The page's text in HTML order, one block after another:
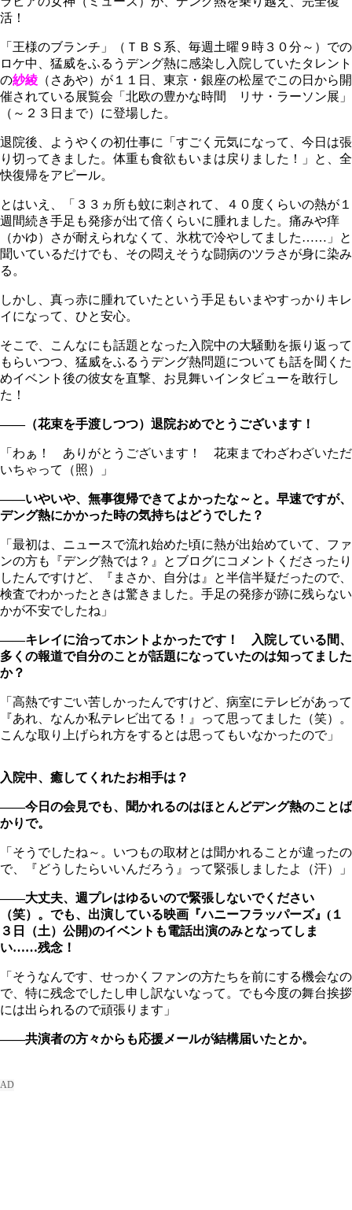
活！
「王様のブランチ」（ＴＢＳ系、毎週土曜９時３０分～）での
ロケ中、猛威をふるうデング熱に感染し入院していたタレント
の紗綾 （さあや）が１１日、東京・銀座の松屋でこの日から開
催されている展覧会「北欧の豊かな時間 リサ・ラーソン展」
（～２３日まで）に登場した。
退院後、ようやくの初仕事に「すごく元気になって、今日は張
り切ってきました。体重も食欲もいまは戻りました！」と、全
快復帰をアピール。
とはいえ、「３３ヵ所も蚊に刺されて、４０度くらいの熱が１
週間続き手足も発疹が出て倍くらいに腫れました。痛みや痒
（かゆ）さが耐えられなくて、氷枕で冷やしてました……」と
聞いているだけでも、その悶えそうな闘病のツラさが身に染み
る。
しかし、真っ赤に腫れていたという手足もいまやすっかりキレ
イになって、ひと安心。
そこで、こんなにも話題となった入院中の大騒動を振り返って
もらいつつ、猛威をふるうデング熱問題についても話を聞くた
めイベント後の彼女を直撃、お見舞いインタビューを敢行し
た！
――（花束を手渡しつつ）退院おめでとうございます！
「わぁ！ ありがとうございます！ 花束までわざわざいただ
いちゃって（照）」
――いやいや、無事復帰できてよかったな～と。早速ですが、
デング熱にかかった時の気持ちはどうでした？
「最初は、ニュースで流れ始めた頃に熱が出始めていて、ファ
ンの方も『デング熱では？』とブログにコメントくださったり
したんですけど、『まさか、自分は』と半信半疑だったので、
検査でわかったときは驚きました。手足の発疹が跡に残らない
かが不安でしたね」
――キレイに治ってホントよかったです！ 入院している間、
多くの報道で自分のことが話題になっていたのは知ってました
か？
「高熱ですごい苦しかったんですけど、病室にテレビがあって
『あれ、なんか私テレビ出てる！』って思ってました（笑）。
こんな取り上げられ方をするとは思ってもいなかったので」
入院中、癒してくれたお相手は？
――今日の会見でも、聞かれるのはほとんどデング熱のことば
かりで。
「そうでしたね～。いつもの取材とは聞かれることが違ったの
で、『どうしたらいいんだろう』って緊張しましたよ（汗）」
――大丈夫、週プレはゆるいので緊張しないでください
（笑）。でも、出演している映画『ハニーフラッパーズ』( １
３日（土）公開)のイベントも電話出演のみとなってしま
い……残念！
「そうなんです、せっかくファンの方たちを前にする機会なの
で、特に残念でしたし申し訳ないなって。でも今度の舞台挨拶
には出られるので頑張ります」
――共演者の方々からも応援メールが結構届いたとか。